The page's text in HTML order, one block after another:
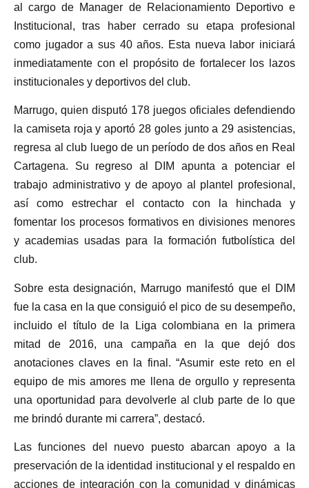
al cargo de Manager de Relacionamiento Deportivo e
Institucional, tras haber cerrado su etapa profesional
como jugador a sus 40 años. Esta nueva labor iniciará
inmediatamente con el propósito de fortalecer los lazos
institucionales y deportivos del club.
Marrugo, quien disputó 178 juegos oficiales defendiendo
la camiseta roja y aportó 28 goles junto a 29 asistencias,
regresa al club luego de un período de dos años en Real
Cartagena. Su regreso al DIM apunta a potenciar el
trabajo administrativo y de apoyo al plantel profesional,
así como estrechar el contacto con la hinchada y
fomentar los procesos formativos en divisiones menores
y academias usadas para la formación futbolística del
club.
Sobre esta designación, Marrugo manifestó que el DIM
fue la casa en la que consiguió el pico de su desempeño,
incluido el título de la Liga colombiana en la primera
mitad de 2016, una campaña en la que dejó dos
anotaciones claves en la final. “Asumir este reto en el
equipo de mis amores me llena de orgullo y representa
una oportunidad para devolverle al club parte de lo que
me brindó durante mi carrera”, destacó.
Las funciones del nuevo puesto abarcan apoyo a la
preservación de la identidad institucional y el respaldo en
acciones de integración con la comunidad y dinámicas